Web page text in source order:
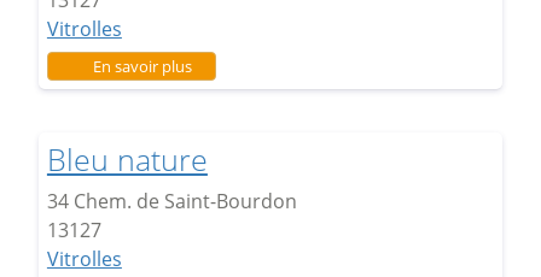
Vitrolles
En savoir plussur Le Maillane
Bleu nature
34 Chem. de Saint-Bourdon
13127
Vitrolles